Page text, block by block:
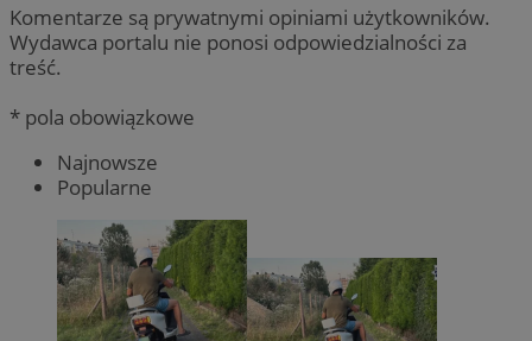
Komentarze są prywatnymi opiniami użytkowników.
Wydawca portalu nie ponosi odpowiedzialności za
treść.
* pola obowiązkowe
Najnowsze
Popularne